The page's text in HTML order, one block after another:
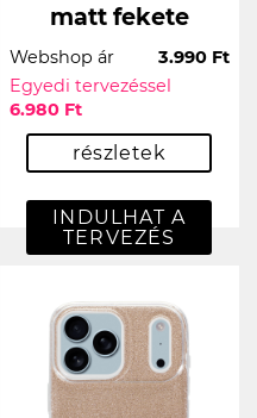
matt fekete
Webshop ár
3.990 Ft
Egyedi tervezéssel
6.980 Ft
részletek
INDULHAT A
TERVEZÉS